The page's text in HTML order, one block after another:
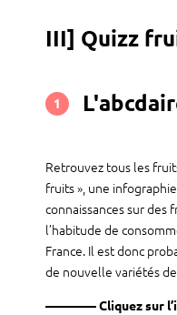
III] Quizz
1
Retrouvez tous les
fruits », une
connaissances sur des
l’habitude de
France. Il est donc
de nouvelle variétés
———— Cliquez sur